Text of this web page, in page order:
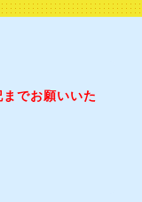
でお願いいた